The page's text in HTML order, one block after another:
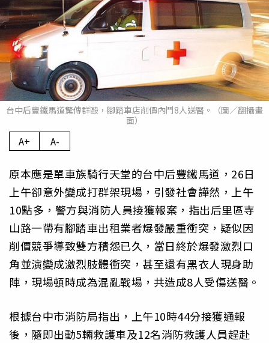
台中后豐鐵馬道驚傳群毆，腳踏車店削價內鬥8人送醫。（圖／翻攝畫
面）
A+ A-
原本應是單車族騎行天堂的台中后豐鐵馬道，26日
上午卻意外變成打群架現場，引發社會譁然，上午
10點多，警方與消防人員接獲報案，指出后里區寺
山路一帶有腳踏車出租業者爆發嚴重衝突，疑似因
削價競爭導致雙方積怨已久，當日終於爆發激烈口
角並演變成激烈肢體衝突，甚至還有黑衣人現身助
陣，現場頓時成為混亂戰場，共造成8人受傷送醫。
根據台中市消防局指出，上午10時44分接獲通報
後，隨即出動5輛救護車及12名消防救護人員趕赴